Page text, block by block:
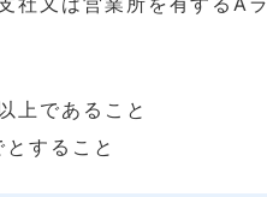
上であること
すること